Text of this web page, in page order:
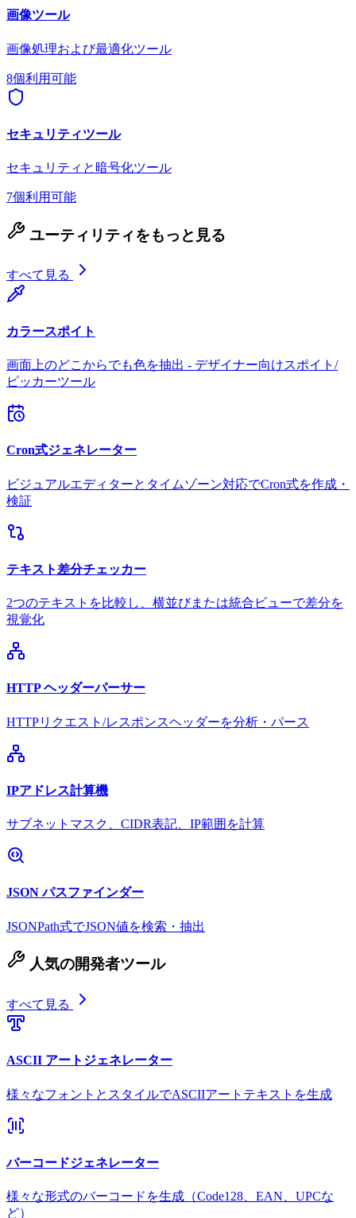
画像ツール
画像処理および最適化ツール
8個利用可能
セキュリティツール
セキュリティと暗号化ツール
7個利用可能
ユーティリティをもっと見る
すべて見る
カラースポイト
画面上のどこからでも色を抽出 - デザイナー向けスポイト/
ピッカーツール
Cron式ジェネレーター
ビジュアルエディターとタイムゾーン対応でCron式を作成・
検証
テキスト差分チェッカー
2つのテキストを比較し、横並びまたは統合ビューで差分を
視覚化
HTTP ヘッダーパーサー
HTTPリクエスト/レスポンスヘッダーを分析・パース
IPアドレス計算機
サブネットマスク、CIDR表記、IP範囲を計算
JSON パスファインダー
JSONPath式でJSON値を検索・抽出
人気の開発者ツール
すべて見る
ASCII アートジェネレーター
様々なフォントとスタイルでASCIIアートテキストを生成
バーコードジェネレーター
様々な形式のバーコードを生成（Code128、EAN、UPCな
ど）